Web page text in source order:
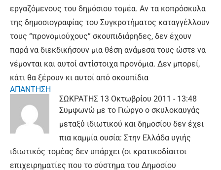
εργαζόμενους του δημόσιου τομέα. Αν τα κοπρόσκυλα
της δημοσιογραφίας του Συγκροτήματος καταγγέλλουν
τους “προνομιούχους” σκουπιδιάρηδες, δεν έχουν
παρά να διεκδικήσουν μια θέση ανάμεσα τους ώστε να
νέμονται και αυτοί αντίστοιχα προνόμια. Δεν μπορεί,
κάτι θα ξέρουν κι αυτοί από σκουπίδια
ΑΠΑΝΤΗΣΗ
ΣΩΚΡΑΤΗΣ 13 Οκτωβρίου 2011 - 13:48
Συμφωνώ με το Γιώργο ο σκυλοκαυγάς
μεταξύ ιδιωτικού και δημοσίου δεν έχει
πια καμμία ουσία: Στην Ελλάδα υγιής
ιδιωτικός τομέας δεν υπάρχει (οι κρατικοδίαιτοι
επιχειρηματίες που το σύστημα του Δημοσίου